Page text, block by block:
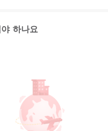
하나요